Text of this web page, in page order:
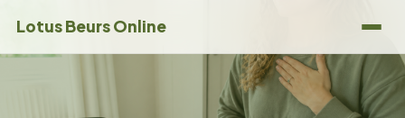
Lotus Beurs Online